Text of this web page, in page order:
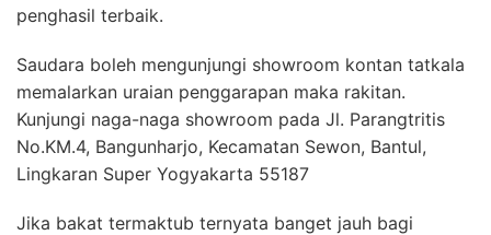
penghasil terbaik.
Saudara boleh mengunjungi showroom kontan tatkala
memalarkan uraian penggarapan maka rakitan.
Kunjungi naga-naga showroom pada Jl. Parangtritis
No.KM.4, Bangunharjo, Kecamatan Sewon, Bantul,
Lingkaran Super Yogyakarta 55187
Jika bakat termaktub ternyata banget jauh bagi